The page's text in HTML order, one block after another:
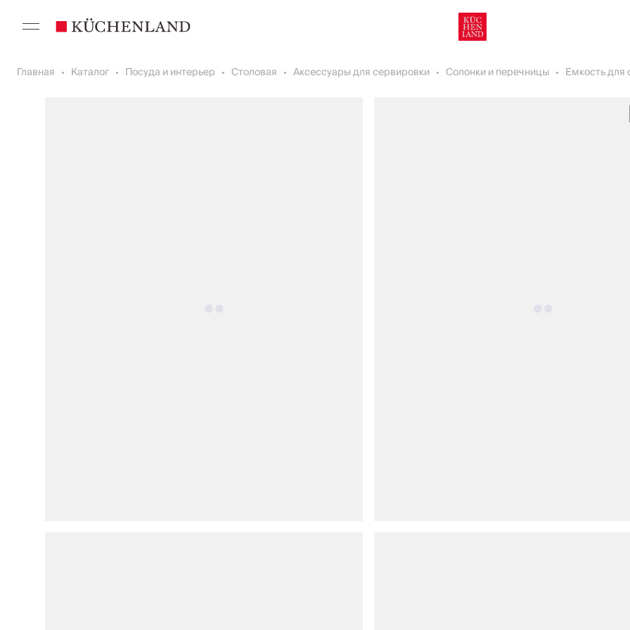
Главная Каталог Посуда и интерьер Столовая Аксессуары для сервировки Солонки и перечницы Емкость для